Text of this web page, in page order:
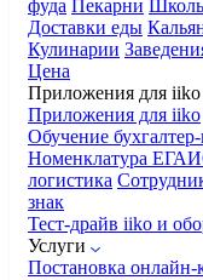
фуда Пекарни
Доставки еды
Кулинарии
Цена
Приложения для iiko
Приложения для iiko
Обучение
Номенклатура
логистика
знак
Тест-драйв iiko и
Услуги
Постановка онлайн-